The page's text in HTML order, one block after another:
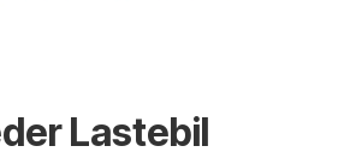
Lastebil